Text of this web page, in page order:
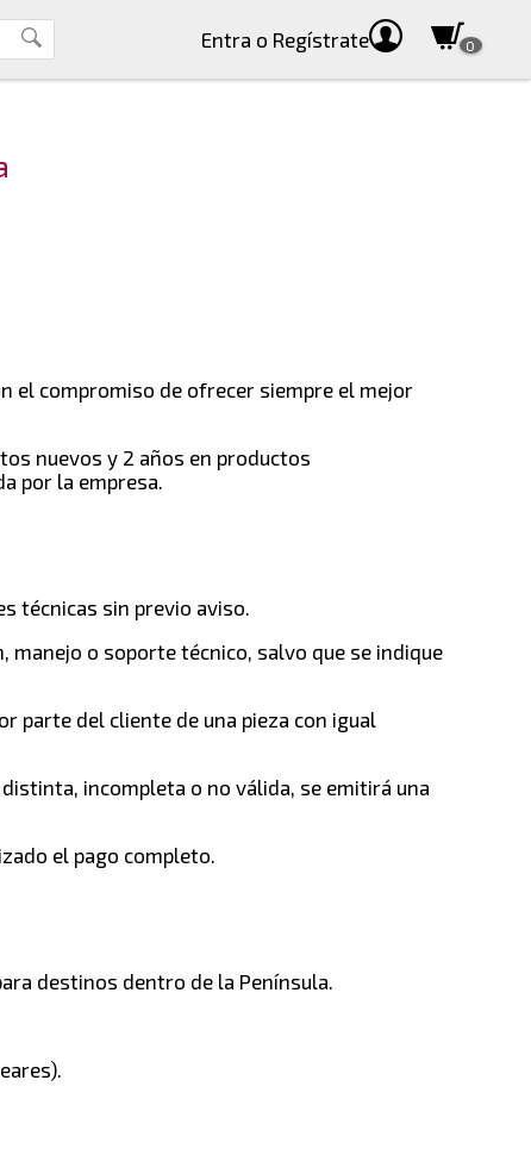
Entra o Regístrate 0
el compromiso de ofrecer siempre el mejor
nuevos y 2 años en productos
por la empresa.
técnicas sin previo aviso.
o soporte técnico, salvo que se indique
parte del cliente de una pieza con igual
incompleta o no válida, se emitirá una
el pago completo.
destinos dentro de la Península.